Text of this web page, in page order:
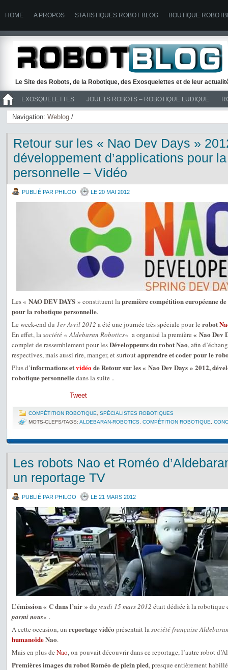
HOME A PROPOS STATISTIQUES ROBOT BLOG BOUTIQUE
Le Site des Robots, de la Robotique, des Exosquelettes et de leur
EXOSQUELETTES JOUETS ROBOTS – ROBOTIQUE LUDIQUE
>> ROBOTS
Navigation: Weblog /
Retour sur les « Nao Dev Days »
développement d’applications pour
personnelle – Vidéo
PUBLIÉ PAR PHILOO LE 20 MAI 2012
Les « NAO DEV DAYS » constituent lapremière compétition européenne
pour la robotique personnelle.
Le week-end du 1er Avril 2012 a été une journée très spéciale pour le robot
En effet, lasociété « Aldebaran Robotics« a organisé la première « Nao Dev
complet de rassemblement pour lesDéveloppeurs du robot Nao, afin
respectives, mais aussi rire, manger, et surtoutapprendre et coder pour le
Plus d’informations etvidéode Retour sur les « Nao Dev Days » 2012,
robotique personnelledans la suite ..
Tweet
COMPÉTITION ROBOTIQUE
SPÉCIALISTES ROBOTIQUES
MOTS-CLEFS/TAGS: ALDEBARAN-ROBOTICS COMPÉTITION ROBOTIQUE
Les robots Nao et Roméo
un reportage TV
PUBLIÉ PAR PHILOO LE 21 MARS 2012
L’émission « C dans l’air » du jeudi 15 mars 2012 était dédiée à la
parmi nous« .
A cette occasion, un reportage vidéo présentait lasociété française
humanoïdeNao.
Mais en plus de Nao, on pouvait découvrir dans ce reportage, l’autre robot
Premières images du robot Roméo de plein pied, presque entièrement